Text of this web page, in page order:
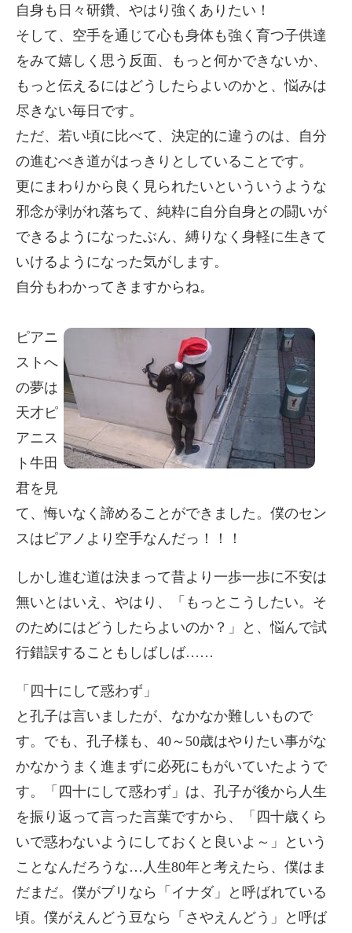
自身も日々研鑽、やはり強くありたい！
そして、空手を通じて心も身体も強く育つ子供達
をみて嬉しく思う反面、もっと何かできないか、
もっと伝えるにはどうしたらよいのかと、悩みは
尽きない毎日です。
ただ、若い頃に比べて、決定的に違うのは、自分
の進むべき道がはっきりとしていることです。
更にまわりから良く見られたいといういうような
邪念が剥がれ落ちて、純粋に自分自身との闘いが
できるようになったぶん、縛りなく身軽に生きて
いけるようになった気がします。
自分もわかってきますからね。
ピアニ
ストへ
の夢は
天才ピ
アニス
ト牛田
君を見
て、悔いなく諦めることができました。僕のセン
スはピアノより空手なんだっ！！！
しかし進む道は決まって昔より一歩一歩に不安は
無いとはいえ、やはり、「もっとこうしたい。そ
のためにはどうしたらよいのか？」と、悩んで試
行錯誤することもしばしば……
「四十にして惑わず」
と孔子は言いましたが、なかなか難しいもので
す。でも、孔子様も、40～50歳はやりたい事がな
かなかうまく進まずに必死にもがいていたようで
す。「四十にして惑わず」は、孔子が後から人生
を振り返って言った言葉ですから、「四十歳くら
いで惑わないようにしておくと良いよ～」という
ことなんだろうな…人生80年と考えたら、僕はま
だまだ。僕がブリなら「イナダ」と呼ばれている
頃。僕がえんどう豆なら「さやえんどう」と呼ば